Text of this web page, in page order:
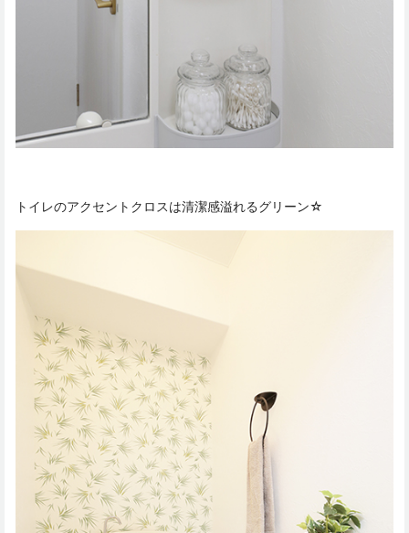
トイレのアクセントクロスは清潔感溢れるグリーン☆